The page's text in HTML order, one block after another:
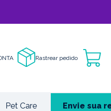
Rastrear pedido
Pet Care Envie sua